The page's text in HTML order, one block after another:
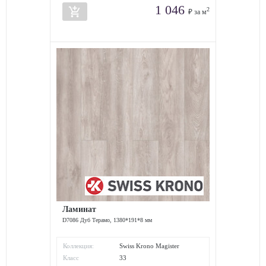
add_shopping_cart 1 046 ₽ за м2
Ламинат
D7086 Дуб Терамо, 1380*191*8 мм
Коллекция:
Swiss Krono Magister
Класс
33